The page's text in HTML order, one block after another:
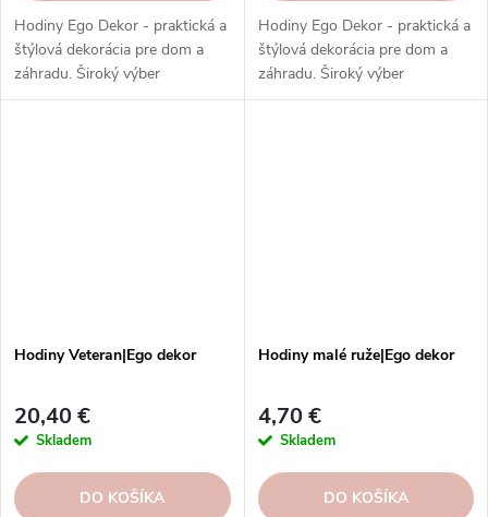
Hodiny Ego Dekor - praktická a
štýlová dekorácia pre dom a
záhradu. Široký výber
materiálov, tvarov a štýlov.
Hodiny Ego Dekor - praktická a
štýlová dekorácia pre dom a
záhradu. Široký výber
materiálov, tvarov a štýlov.
Hodiny Veteran|Ego dekor
20,40 €
Skladem
DO KOŠÍKA
Hodiny malé ruže|Ego dekor
4,70 €
Skladem
DO KOŠÍKA